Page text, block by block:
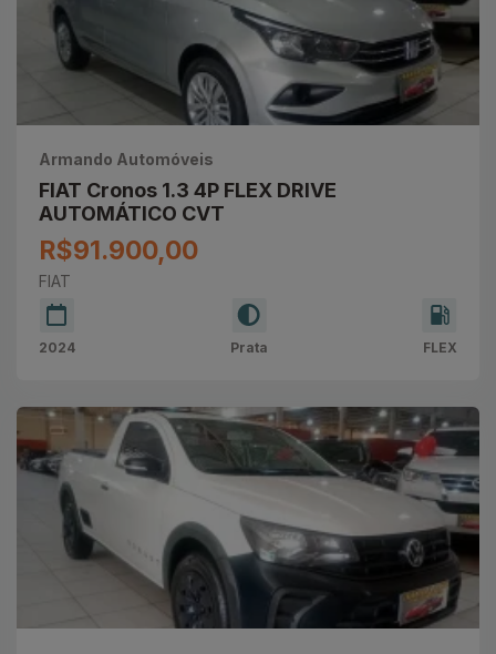
Armando Automóveis
FIAT Cronos 1.3 4P FLEX DRIVE
AUTOMÁTICO CVT
R$91.900,00
FIAT
2024 Prata FLEX